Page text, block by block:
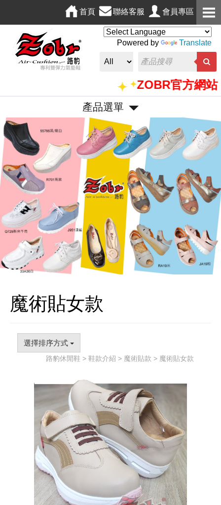
會員專區
聯絡客服
首頁
Powered by Translate
ZOBR官方網站，僅此唯
產品選單
P
r
e
v
i
o
u
N
e
x
t
魔術貼女款
選擇排序方式
路豹休閒鞋 > 鞋款介紹 > 魔術貼款 > 魔術貼女款